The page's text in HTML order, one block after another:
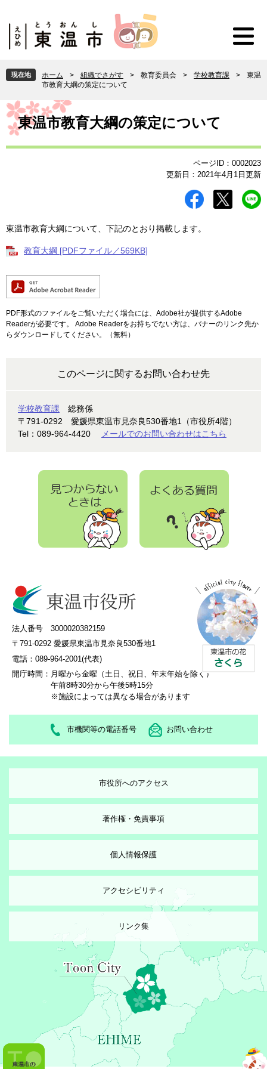
頭
で
。
飛
ば
て
本
へ
現在地 ホーム > 組織でさがす > 教育委員会 > 学校教育課 >
東温
市教育大綱の策定について
本
文 東温市教育大綱の策定について
ページID：0002023
更新日：2021年4月1日更新
東温市教育大綱について、下記のとおり掲載します。
教育大綱 [PDFファイル／569KB]
PDF形式のファイルをご覧いただく場合には、Adobe社が提供するAdobe
Readerが必要です。
Adobe Readerをお持ちでない方は、バナーのリンク先か
らダウンロードしてください。（無料）
このページに関するお問い合わせ先
学校教育課
総務係
〒791-0292
愛媛県東温市見奈良530番地1（市役所4階）
Tel：089-964-4420
メールでのお問い合わせはこちら
法人番号 3000020382159
〒791-0292 愛媛県東温市見奈良530番地1
電話：089-964-2001(代表)
開庁時間： 月曜から金曜（土日、祝日、年末年始を除く）
午前8時30分から午後5時15分
※施設によっては異なる場合があります
市機関等の電話番号 お問い合わせ
市役所へのアクセス
著作権・免責事項
個人情報保護
アクセシビリティ
リンク集